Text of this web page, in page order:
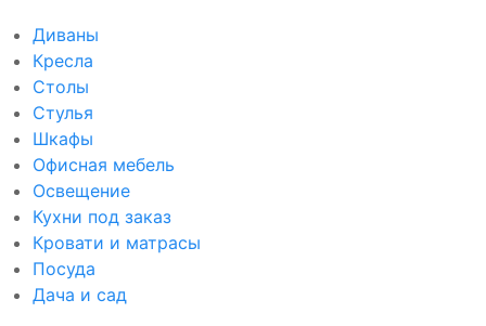
Диваны
Кресла
Столы
Стулья
Шкафы
Офисная мебель
Освещение
Кухни под заказ
Кровати и матрасы
Посуда
Дача и сад